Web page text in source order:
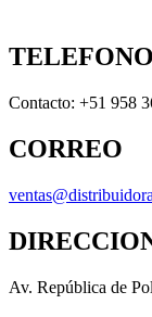
TELEFONO
Contacto: +51 958
CORREO
Av. República de